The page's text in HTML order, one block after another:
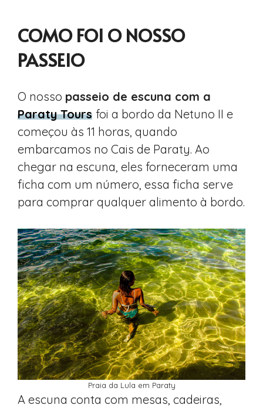
COMO FOI O NOSSO
PASSEIO
O nosso passeio de escuna com a
Paraty Tours foi a bordo da Netuno II e
começou às 11 horas, quando
embarcamos no Cais de Paraty. Ao
chegar na escuna, eles forneceram uma
ficha com um número, essa ficha serve
para comprar qualquer alimento à bordo.
Praia da Lula em Paraty
A escuna conta com mesas, cadeiras,